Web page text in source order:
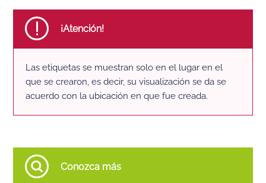
¡Atención!
Las etiquetas se muestran solo en el lugar en el
que se crearon, es decir, su visualización se da se
acuerdo con la ubicación en que fue creada.
Conozca más